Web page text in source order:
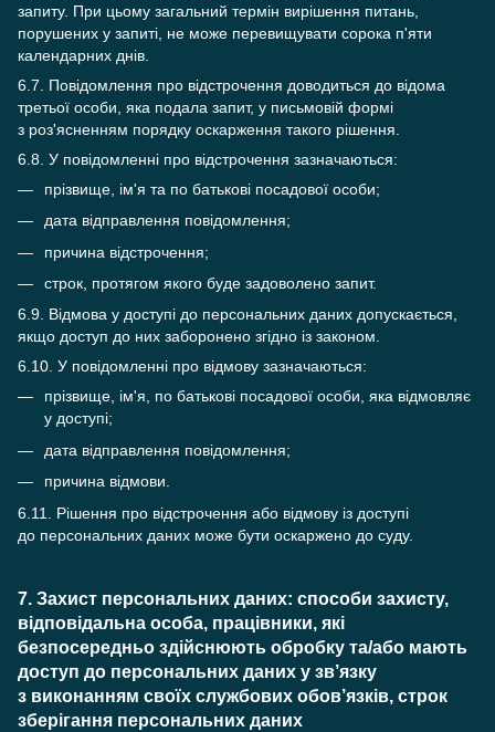
запиту. При цьому загальний термін вирішення питань,
порушених у запиті, не може перевищувати сорока п'яти
календарних днів.
6.7. Повідомлення про відстрочення доводиться до відома
третьої особи, яка подала запит, у письмовій формі
з роз'ясненням порядку оскарження такого рішення.
6.8. У повідомленні про відстрочення зазначаються:
прізвище, ім'я та по батькові посадової особи;
дата відправлення повідомлення;
причина відстрочення;
строк, протягом якого буде задоволено запит.
6.9. Відмова у доступі до персональних даних допускається,
якщо доступ до них заборонено згідно із законом.
6.10. У повідомленні про відмову зазначаються:
прізвище, ім'я, по батькові посадової особи, яка відмовляє
у доступі;
дата відправлення повідомлення;
причина відмови.
6.11. Рішення про відстрочення або відмову із доступі
до персональних даних може бути оскаржено до суду.
7. Захист персональних даних: способи захисту,
відповідальна особа, працівники, які
безпосередньо здійснюють обробку та/або мають
доступ до персональних даних у зв’язку
з виконанням своїх службових обов’язків, строк
зберігання персональних даних